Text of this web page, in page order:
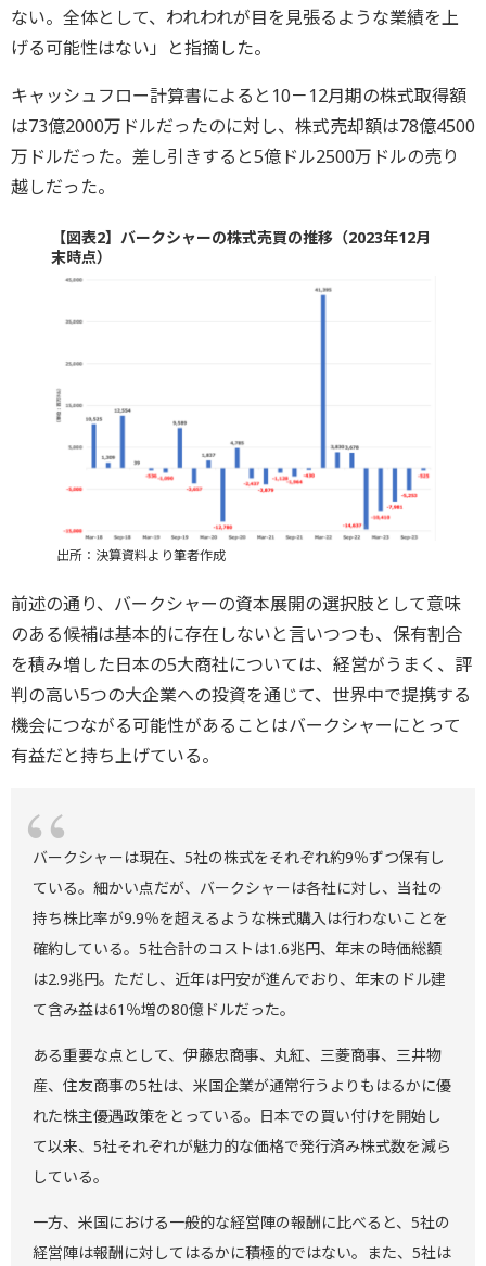
ない。全体として、われわれが目を見張るような業績を上
げる可能性はない」と指摘した。
キャッシュフロー計算書によると10－12月期の株式取得額
は73億2000万ドルだったのに対し、株式売却額は78億4500
万ドルだった。差し引きすると5億ドル2500万ドルの売り
越しだった。
【図表2】バークシャーの株式売買の推移（2023年12月
末時点）
出所：決算資料より筆者作成
前述の通り、バークシャーの資本展開の選択肢として意味
のある候補は基本的に存在しないと言いつつも、保有割合
を積み増した日本の5大商社については、経営がうまく、評
判の高い5つの大企業への投資を通じて、世界中で提携する
機会につながる可能性があることはバークシャーにとって
有益だと持ち上げている。
バークシャーは現在、5社の株式をそれぞれ約9％ずつ保有し
ている。細かい点だが、バークシャーは各社に対し、当社の
持ち株比率が9.9％を超えるような株式購入は行わないことを
確約している。5社合計のコストは1.6兆円、年末の時価総額
は2.9兆円。ただし、近年は円安が進んでおり、年末のドル建
て含み益は61％増の80億ドルだった。
ある重要な点として、伊藤忠商事、丸紅、三菱商事、三井物
産、住友商事の5社は、米国企業が通常行うよりもはるかに優
れた株主優遇政策をとっている。日本での買い付けを開始し
て以来、5社それぞれが魅力的な価格で発行済み株式数を減ら
している。
一方、米国における一般的な経営陣の報酬に比べると、5社の
経営陣は報酬に対してはるかに積極的ではない。また、5社は